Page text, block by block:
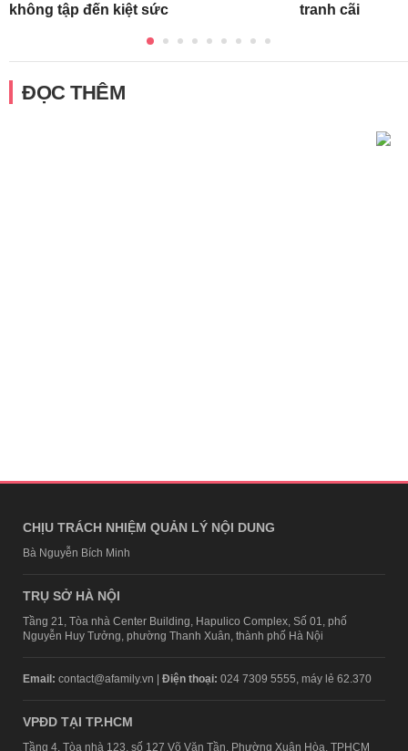
không tập đến kiệt sức
tranh cãi
ĐỌC THÊM
CHỊU TRÁCH NHIỆM QUẢN LÝ NỘI DUNG
Bà Nguyễn Bích Minh
TRỤ SỞ HÀ NỘI
Tầng 21, Tòa nhà Center Building, Hapulico Complex, Số 01, phố
Nguyễn Huy Tưởng, phường Thanh Xuân, thành phố Hà Nội
Email: contact@afamily.vn | Điện thoại: 024 7309 5555, máy lẻ 62.370
VPĐD TẠI TP.HCM
Tầng 4, Tòa nhà 123, số 127 Võ Văn Tần, Phường Xuân Hòa, TPHCM